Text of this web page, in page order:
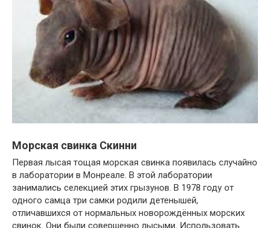
Морская свинка Скинни
Первая лысая тощая морская свинка появилась случайно
в лаборатории в Монреале. В этой лаборатории
занимались селекцией этих грызунов. В 1978 году от
одного самца три самки родили детенышей,
отличавшихся от нормальных новорождённых морских
свинок. Они были совершенно лысыми. Использовать